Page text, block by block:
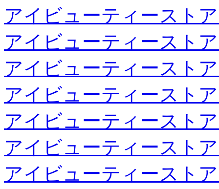
アイビューティースト
アイビューティースト
アイビューティースト
アイビューティースト
アイビューティースト
アイビューティースト
アイビューティースト